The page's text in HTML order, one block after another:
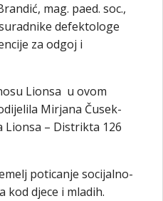
mag. paed. soc.,
defektologe
za odgoj i
Lionsa u ovom
Mirjana Čusek-
Lionsa – Distrikta 126
poticanje socijalno-
kod djece i mladih.